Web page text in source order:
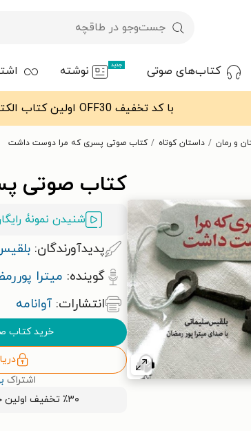
کتاب‌های صوتی جدید نوشته
با کد تخفیف OFF30 اولین کتاب الکترونیکی یا صوتی‌ات را با ۳۰٪ تخفیف از طاقچه دریافت کن.
و رمان داستان کوتاه کتاب صوتی پسری که مرا دوست داشت
کتاب صوتی
شنیدن نمونۀ
پدیدآورندگان:
گوینده: میترا
انتشارات: آوانامه
خرید کتاب
اشتراک
٪۳۰ تخفیف اولین خرید کتاب با کد